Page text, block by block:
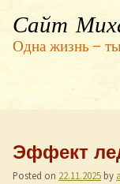
Сайт
Одна жизнь —
Эффект
Posted on 22.11.2025 by